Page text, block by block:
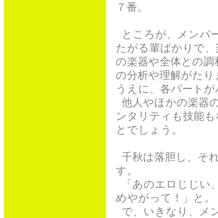
７番。
ところが、メンバ
たがる輩ばかりで
の楽器や全体との
の分析や理解がた
うえに、各パート
他人やほかの楽器
ンタリティも技能
とでしょう。
千秋は落胆し、そ
す。
「あのエロじじい
めやがって！」と。
で、いきなり、メ